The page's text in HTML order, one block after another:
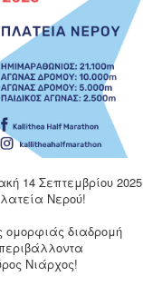
14 Σεπτεμβρίου 2025
Νερού!
διαδρομή
Νιάρχος!